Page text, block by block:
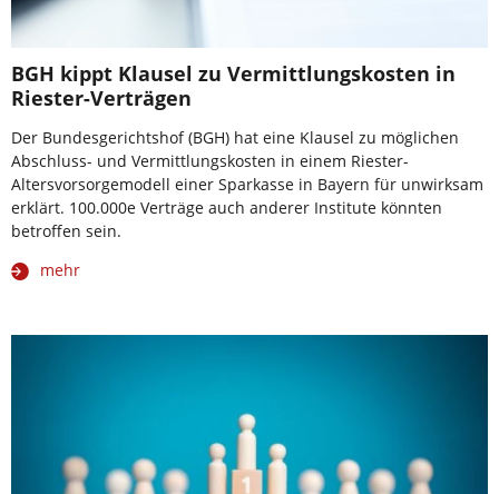
BGH kippt Klausel zu Vermittlungskosten in
Riester-Verträgen
Der Bundesgerichtshof (BGH) hat eine Klausel zu möglichen
Abschluss- und Vermittlungskosten in einem Riester-
Altersvorsorgemodell einer Sparkasse in Bayern für unwirksam
erklärt. 100.000e Verträge auch anderer Institute könnten
betroffen sein.
mehr